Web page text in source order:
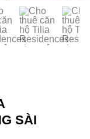
SÀI